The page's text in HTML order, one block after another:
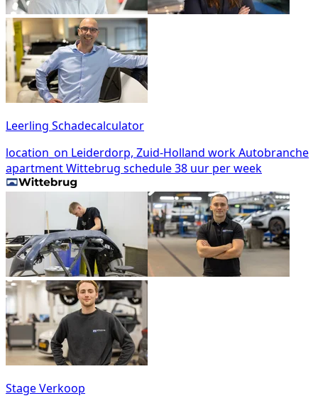
Leerling Schadecalculator
location_on Leiderdorp, Zuid-Holland workAutobranche
apartmentWittebrug schedule38 uur per week
Stage Verkoop